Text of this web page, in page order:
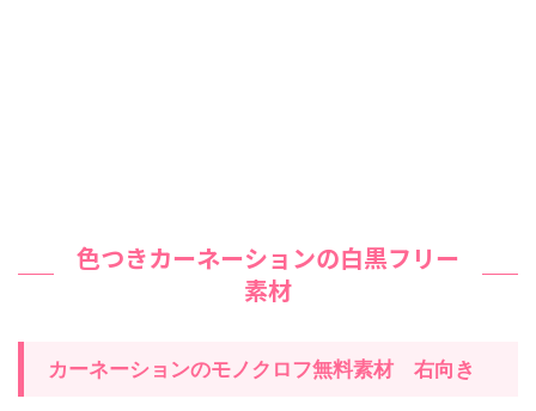
色つきカーネーションの白黒フリー
素材
カーネーションのモノクロフ無料素材 右向き